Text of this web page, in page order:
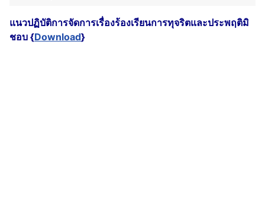
แนวปฏิบัติการจัดการเรื่องร้องเรียนการทุจริตและประพฤติมิ
ชอบ {Download}